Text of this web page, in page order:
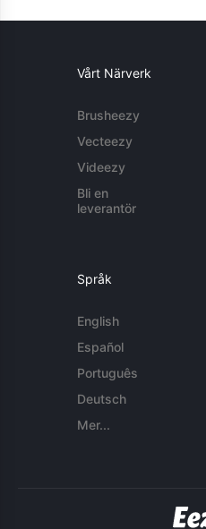
Vårt Närverk
Brusheezy
Vecteezy
Videezy
Bli en
leverantör
Språk
English
Español
Português
Deutsch
Mer...